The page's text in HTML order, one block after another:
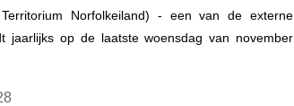
Norfolkeiland) - een van de externe
jaarlijks op de laatste woensdag van november